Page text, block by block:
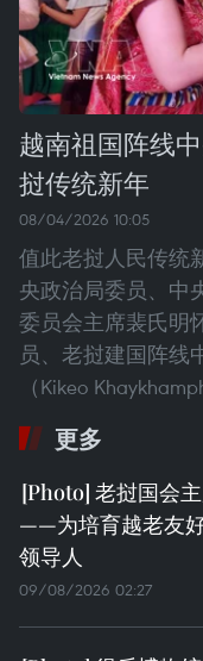
越南祖国阵线
挝传统新年
08/04/2026 10:05
值此老挝人民传统
央政治局委员、中
委员会主席裴氏明
员、老挝建国阵线
（Kikeo
更多
老挝国会
——为培育越老友
领导人
09/08/2026 02:27